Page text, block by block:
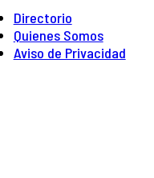
Directorio
Quienes Somos
Aviso de Privacidad